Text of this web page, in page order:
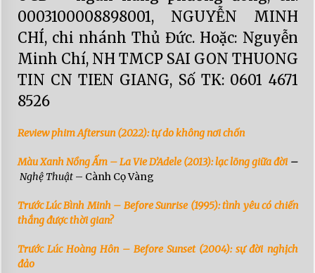
0003100008898001, NGUYỄN MINH
CHÍ, chi nhánh Thủ Đức. Hoặc: Nguyễn
Minh Chí, NH TMCP SAI GON THUONG
TIN CN TIEN GIANG, Số TK: 0601 4671
8526
Review phim Aftersun (2022): tự do không nơi chốn
Màu Xanh Nồng Ấm – La Vie D’Adele (2013): lạc lõng giữa đời –
Nghệ Thuật – Cành Cọ Vàng
Trước Lúc Bình Minh – Before Sunrise (1995): tình yêu có chiến
thắng được thời gian?
Trước Lúc Hoàng Hôn – Before Sunset (2004): sự đời nghịch
đảo